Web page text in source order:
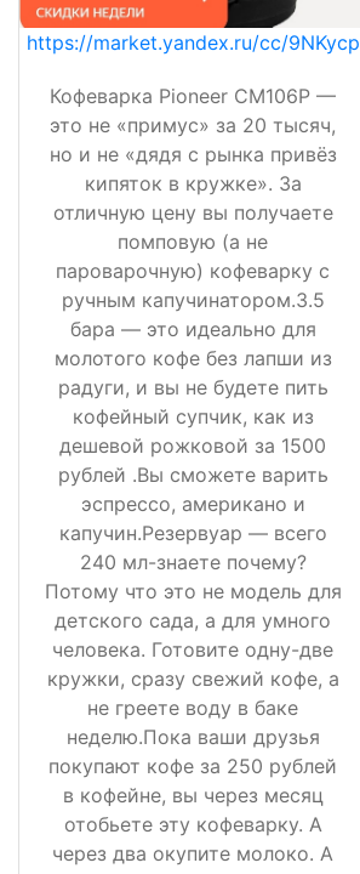
https://market.yandex.ru/cc/9NKycp
Кофеварка Pioneer CM106P —
это не «примус» за 20 тысяч,
но и не «дядя с рынка привёз
кипяток в кружке». За
отличную цену вы получаете
помповую (а не
пароварочную) кофеварку с
ручным капучинатором.3.5
бара — это идеально для
молотого кофе без лапши из
радуги, и вы не будете пить
кофейный супчик, как из
дешевой рожковой за 1500
рублей .Вы сможете варить
эспрессо, американо и
капучин.Резервуар — всего
240 мл-знаете почему?
Потому что это не модель для
детского сада, а для умного
человека. Готовите одну-две
кружки, сразу свежий кофе, а
не греете воду в баке
неделю.Пока ваши друзья
покупают кофе за 250 рублей
в кофейне, вы через месяц
отобьете эту кофеварку. А
через два окупите молоко. А